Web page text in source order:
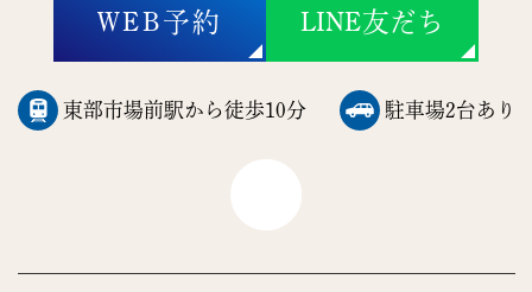
WEB予約 LINE友だち
東部市場前駅から徒歩10分 駐車場2台あり